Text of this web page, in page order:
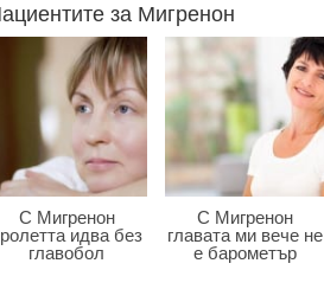
за Мигренон
С Мигренон
идва без
главобол
С Мигренон
главата ми вече не
е барометър